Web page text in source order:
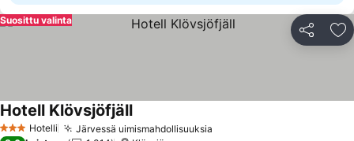
Jaa
Suosittu valinta
3 Tähtiluokitus
Hotelli Järvessä uimismahdollisuuksia
Hotell KlövsjöfjällKatso hinnat